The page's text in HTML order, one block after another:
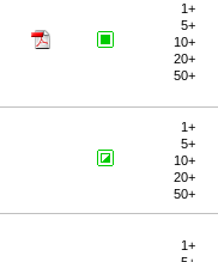
1+
5+
10+
20+
50+
1+
5+
10+
20+
50+
1+